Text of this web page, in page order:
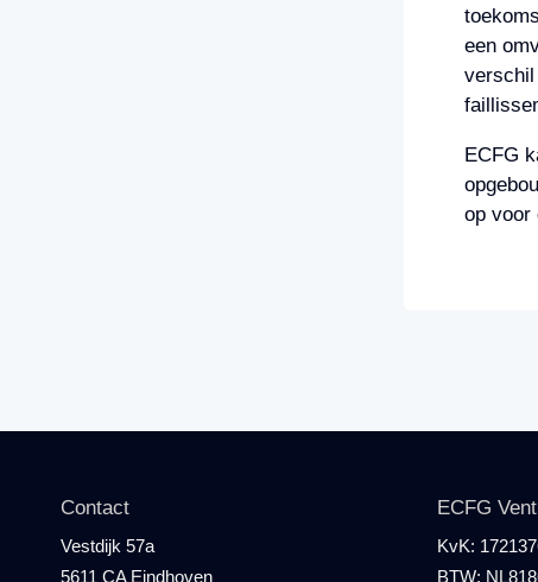
een
verschil
ECFG
op voor
Contact
Vestdijk 57a
5611 CA Eindhoven
ECFG
KvK:
BTW: